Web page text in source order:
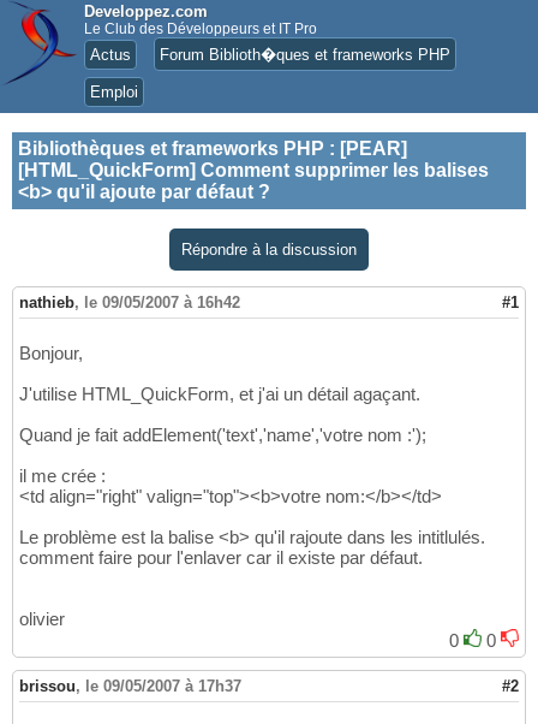
Developpez.com
Le Club des Développeurs et IT Pro
Actus Forum Biblioth�ques et frameworks PHP
Emploi
Bibliothèques et frameworks PHP : [PEAR]
[HTML_QuickForm] Comment supprimer les balises
<b> qu'il ajoute par défaut ?
Répondre à la discussion
nathieb, le 09/05/2007 à 16h42 #1
Bonjour,
J'utilise HTML_QuickForm, et j'ai un détail agaçant.
Quand je fait addElement('text','name','votre nom :');
il me crée :
<td align="right" valign="top"><b>votre nom:</b></td>
Le problème est la balise <b> qu'il rajoute dans les intitlulés.
comment faire pour l'enlaver car il existe par défaut.
olivier
0
0
brissou, le 09/05/2007 à 17h37 #2